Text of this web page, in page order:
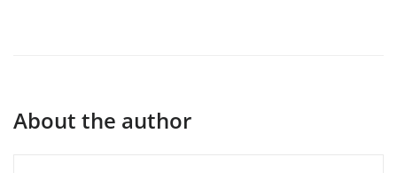
About the author